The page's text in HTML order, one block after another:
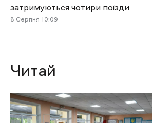
затримуються чотири поїзди
8 Cерпня 10:09
Читай